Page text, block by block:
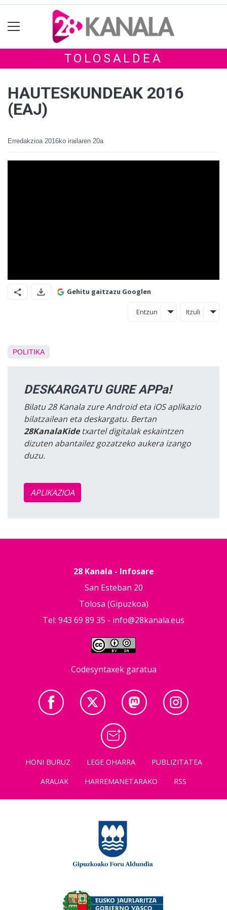
TOLOSALDEA
HAUTESKUNDEAK 2016
(EAJ)
Erredakzioa 2016ko irailaren 20a
Gehitu gaitzazu Googlen
Entzun Itzuli
POLITIKA
DESKARGATU GURE APPa!
Bilatu 28 Kanala zure Android eta iOS aplikazio
bilatzailean eta deskargatu. Bertan
28KanalaKidetxartel digitalak eskaintzen
dizuten abantailez gozatzeko aukera izango
duzu.
APLIKAZIOA
28 Kanala - Infosare
San Esteban 20
Tolosa (Gipuzkoa)
Tel: 943 69 89 35 - info@28kanala.eus
Codesyntaxek garatua
HONI BURUZ LEGE OHARRA
PUBLIZITATEA
ARAUAK
HARREMANETARAKO RSS